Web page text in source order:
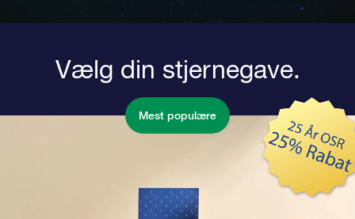
Vælg din stjernegave.
Mest populære